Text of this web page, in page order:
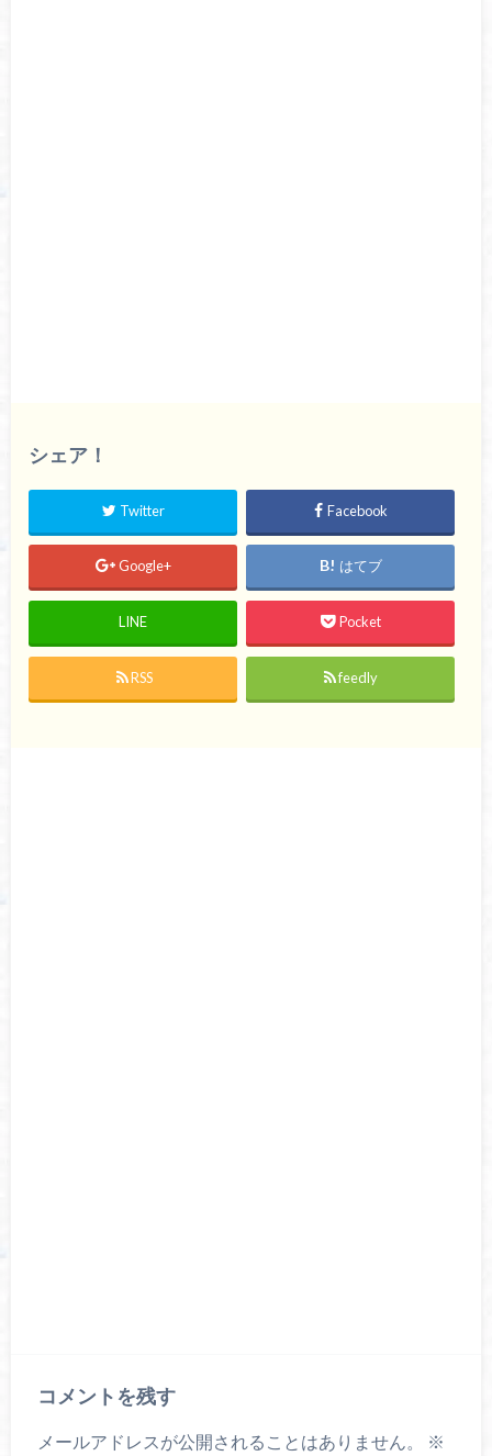
シェア！
Twitter Facebook
Google+ はてブ
LINE Pocket
RSS feedly
コメントを残す
メールアドレスが公開されることはありません。
※